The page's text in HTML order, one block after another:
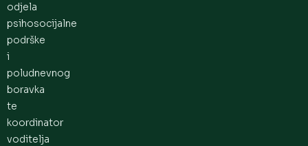
odjela
psihosocijalne
podrške
i
poludnevnog
boravka
te
koordinator
voditelja